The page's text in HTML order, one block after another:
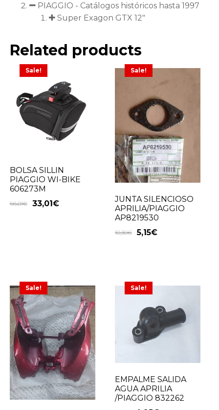
PIAGGIO - Catálogos históricos hasta 1997
Super Exagon GTX 12"
Related products
Sale!
BOLSA SILLIN
PIAGGIO WI-BIKE
606273M
66,01€ 33,01 €
Sale!
JUNTA SILENCIOSO
APRILIA/PIAGGIO
AP8219530
10,30€ 5,15€
Sale! Sale!
EMPALME SALIDA
AGUA APRILIA
/PIAGGIO 832262